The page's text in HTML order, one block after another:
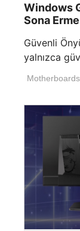
Windows
Sona
Güvenli
yalnızca
Motherboards